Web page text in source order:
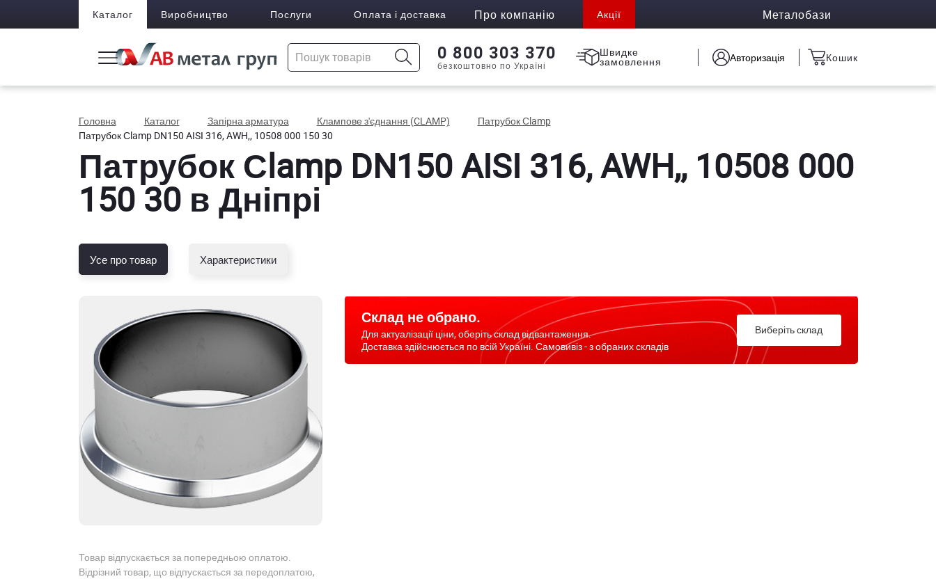
Каталог Виробництво Послуги Оплата і доставка Про компанію Акції Металобази
0 800 303 370
безкоштовно по Україні
Швидке
замовлення Авторизація Кошик
Головна Каталог Запірна арматура Клампове з'єднання (CLAMP)
Патрубок Сlamp
Патрубок Сlamp DN150 AISI 316, AWH,, 10508 000 150 30
Патрубок Сlamp DN150 AISI 316, AWH,, 10508 000
150 30 в Дніпрі
Усе про товар Характеристики
Товар відпускається за попередньою оплатою.
Відрізний товар, що відпускається за передоплатою,
Склад не обрано.
Для актуалізації ціни, оберіть склад відвантаження.
Доставка здійснюється по всій Україні. Самовивіз - з обраних складів
Виберіть склад